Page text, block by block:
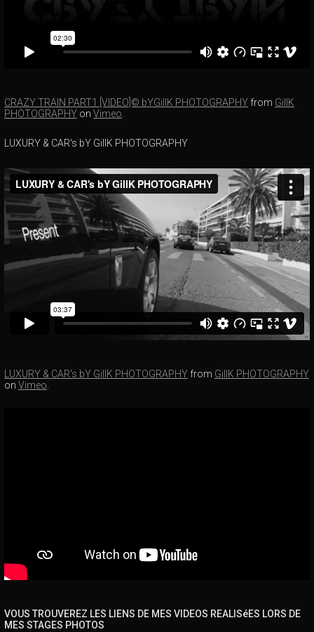
CRAZY TRAIN PART1 [VIDEO]© bYGillK PHOTOGRAPHY from GillK
PHOTOGRAPHY on Vimeo
LUXURY & CAR's bY GillK PHOTOGRAPHY
LUXURY & CAR's bY GillK PHOTOGRAPHY from GillK PHOTOGRAPHY
on Vimeo.
VOUS TROUVEREZ LES LIENS DE MES VIDEOS REALISéES LORS DE
MES STAGES PHOTOS